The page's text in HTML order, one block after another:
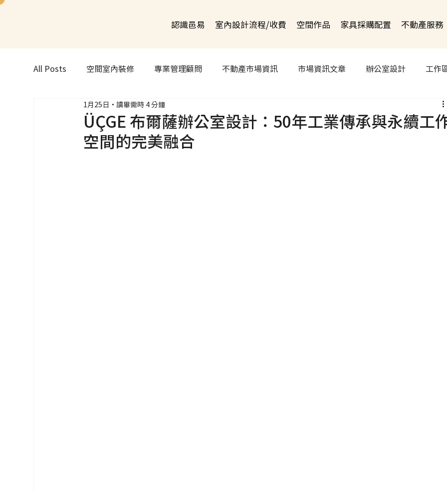
認識邑易 室內設計流程/收費 空間作品 家具採購配置 不動產服務
All Posts 空間室內裝修 專業管理顧問 不動產市場資訊 市場資訊文章 辦公室設計 工作
ÜÇGE 布爾薩辦公室設計：50年工業傳承與永續工
空間的完美融合
1月25日 讀畢需時 4 分鐘